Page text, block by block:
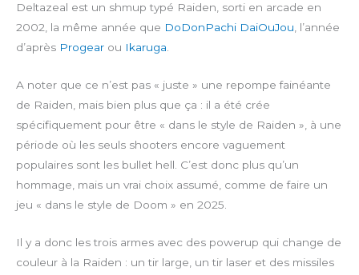
Deltazeal est un shmup typé Raiden, sorti en arcade en
2002, la même année que DoDonPachi DaiOuJou, l’année
d’après Progear ou Ikaruga.
A noter que ce n’est pas « juste » une repompe fainéante
de Raiden, mais bien plus que ça : il a été crée
spécifiquement pour être « dans le style de Raiden », à une
période où les seuls shooters encore vaguement
populaires sont les bullet hell. C’est donc plus qu’un
hommage, mais un vrai choix assumé, comme de faire un
jeu « dans le style de Doom » en 2025.
Il y a donc les trois armes avec des powerup qui change de
couleur à la Raiden : un tir large, un tir laser et des missiles